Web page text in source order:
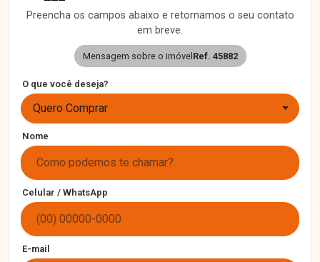
Preencha os campos abaixo e retornamos o seu contato
em breve.
Mensagem sobre o imóvel Ref. 45882
O que você deseja?
Quero Comprar
Nome
Celular / WhatsApp
E-mail